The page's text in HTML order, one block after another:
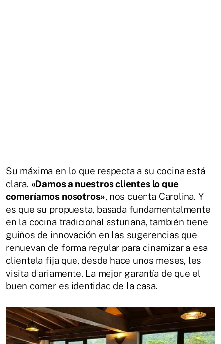
Su máxima en lo que respecta a su cocina está
clara. «Damos a nuestros clientes lo que
comeríamos nosotros», nos cuenta Carolina. Y
es que su propuesta, basada fundamentalmente
en la cocina tradicional asturiana, también tiene
guiños de innovación en las sugerencias que
renuevan de forma regular para dinamizar a esa
clientela fija que, desde hace unos meses, les
visita diariamente. La mejor garantía de que el
buen comer es identidad de la casa.